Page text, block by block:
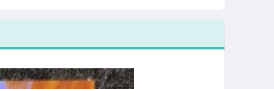
4
#FS-4 亮面特卡
Dodgers